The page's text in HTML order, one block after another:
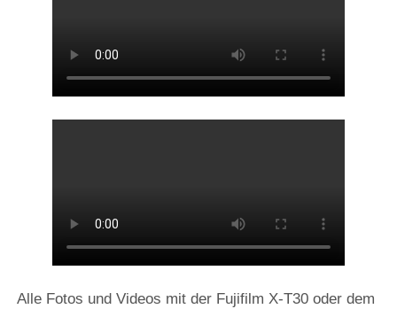
Alle Fotos und Videos mit der Fujifilm X-T30 oder dem